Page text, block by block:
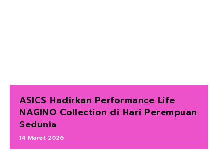
ASICS Hadirkan Performance Life
NAGINO Collection di Hari Perempuan
Sedunia
14 Maret 2026